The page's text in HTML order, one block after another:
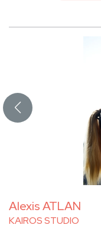
Alexis ATLAN
KAIROS STUDIO